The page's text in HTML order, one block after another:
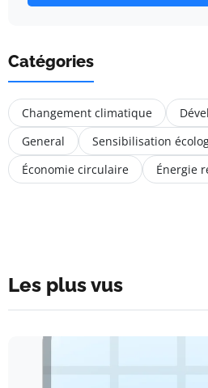
Catégories
Changement climatique
General
Sensibilisation
Économie circulaire
Énergie
Les plus vus